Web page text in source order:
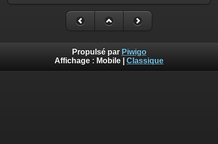
Propulsé par Piwigo
Affichage : Mobile Classique